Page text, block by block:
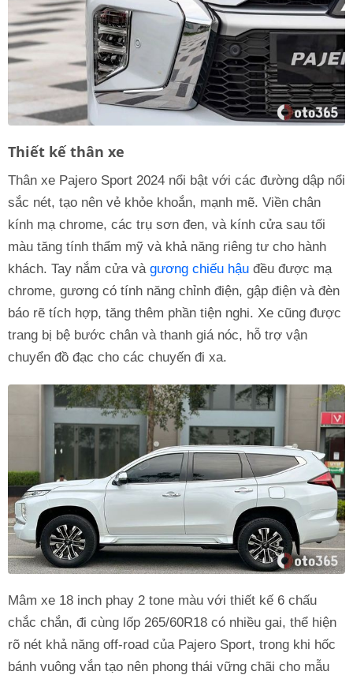
Thiết kế thân xe
Thân xe Pajero Sport 2024 nổi bật với các đường dập nổi
sắc nét, tạo nên vẻ khỏe khoắn, mạnh mẽ. Viền chân
kính mạ chrome, các trụ sơn đen, và kính cửa sau tối
màu tăng tính thẩm mỹ và khả năng riêng tư cho hành
khách. Tay nắm cửa và gương chiếu hậu đều được mạ
chrome, gương có tính năng chỉnh điện, gập điện và đèn
báo rẽ tích hợp, tăng thêm phần tiện nghi. Xe cũng được
trang bị bệ bước chân và thanh giá nóc, hỗ trợ vận
chuyển đồ đạc cho các chuyến đi xa.
Mâm xe 18 inch phay 2 tone màu với thiết kế 6 chấu
chắc chắn, đi cùng lốp 265/60R18 có nhiều gai, thể hiện
rõ nét khả năng off-road của Pajero Sport, trong khi hốc
bánh vuông vắn tạo nên phong thái vững chãi cho mẫu